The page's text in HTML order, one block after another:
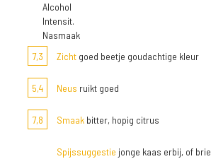
Alcohol
Intensit.
Nasmaak
7,3
Zicht goed beetje goudachtige kleur
5,4 Neus ruikt goed
7,8 Smaak bitter, hopig citrus
Spijssuggestie jonge kaas erbij, of brie